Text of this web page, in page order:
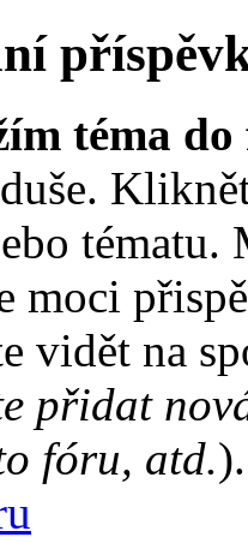
téma do
tématu.
moci
vidět na
přidat
fóru, atd.).